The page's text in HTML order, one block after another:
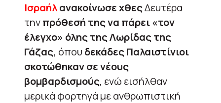
Ισραήλανακοίνωσε χθεςΔευτέρα
τηνπρόθεσή της να πάρει «τον
έλεγχο» όλης της Λωρίδας της
Γάζας, όπου δεκάδες Παλαιστίνιοι
σκοτώθηκαν σε νέους
βομβαρδισμούς, ενώ εισήλθαν
μερικά φορτηγά με ανθρωπιστική